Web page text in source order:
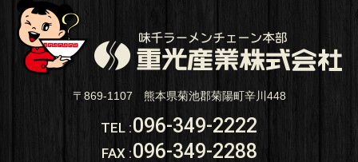
〒869-1107 熊本県菊池郡菊陽町辛川448
TEL :096-349-2222
FAX :096-349-2288